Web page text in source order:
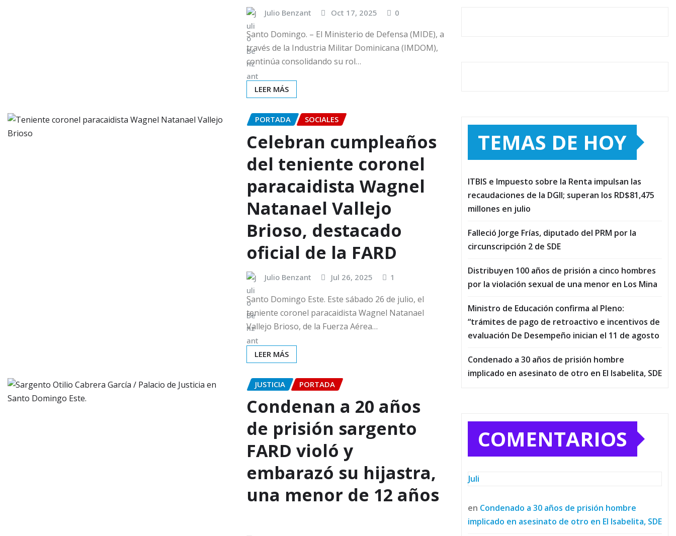
Julio Benzant Oct 17, 2025 0
Santo Domingo. – El Ministerio de Defensa (MIDE), a
través de la Industria Militar Dominicana (IMDOM),
continúa consolidando su rol…
LEER MÁS
PORTADA SOCIALES
Celebran cumpleaños
del teniente coronel
paracaidista Wagnel
Natanael Vallejo
Brioso, destacado
oficial de la FARD
Julio Benzant Jul 26, 2025 1
Santo Domingo Este. Este sábado 26 de julio, el
teniente coronel paracaidista Wagnel Natanael
Vallejo Brioso, de la Fuerza Aérea…
LEER MÁS
JUSTICIA PORTADA
Condenan a 20 años
de prisión sargento
FARD violó y
embarazó su hijastra,
una menor de 12 años
TEMAS DE HOY
ITBIS e Impuesto sobre la Renta impulsan las
recaudaciones de la DGII; superan los RD$81,475
millones en julio
Falleció Jorge Frías, diputado del PRM por la
circunscripción 2 de SDE
Distribuyen 100 años de prisión a cinco hombres
por la violación sexual de una menor en Los Mina
Ministro de Educación confirma al Pleno:
“trámites de pago de retroactivo e incentivos de
evaluación De Desempeño inician el 11 de agosto
Condenado a 30 años de prisión hombre
implicado en asesinato de otro en El Isabelita, SDE
COMENTARIOS
Juli
en Condenado a 30 años de prisión hombre
implicado en asesinato de otro en El Isabelita, SDE